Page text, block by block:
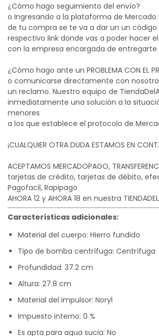
¿Cómo hago seguimiento del envío?
o Ingresando a la plataforma de Mercado
de tu compra se te va a dar un un código
respectivo link donde vas a poder hacer
con la empresa encargada de entregarte
¿Cómo hago ante un PROBLEMA CON EL
o comunicarse directamente con
un reclamo. Nuestro equipo de
inmediatamente una solución a la
menores
a los que establece el protocolo de
¡CUALQUIER OTRA DUDA ESTAMOS EN
ACEPTAMOS MERCADOPAGO,
tarjetas de crédito, tarjetas de débito,
Pagofacil, Rapipago
AHORA 12 y AHORA 18 en nuestra
Características adicionales:
Material del cuerpo: Hierro fundido
Tipo de bomba centrífuga: Centrífuga
Profundidad: 37.2 cm
Altura: 27.8 cm
Material del impulsor: Noryl
Impuesto interno: 0 %
Es apta para agua sucia: No